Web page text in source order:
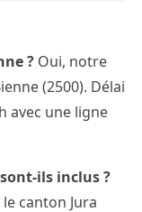
? Oui, notre
(2500). Délai
avec une ligne
ils inclus ?
canton Jura